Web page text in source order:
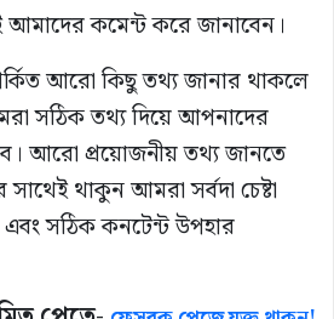
কমেন্ট করে জানাবেন।
আরো কিছু তথ্য জানার থাকলে
সঠিক তথ্য দিয়ে আপনাদের
আরো প্রয়োজনীয় তথ্য জানতে
থাকুন আমরা সর্বদা চেষ্টা
সঠিক কনটেন্ট উপহার